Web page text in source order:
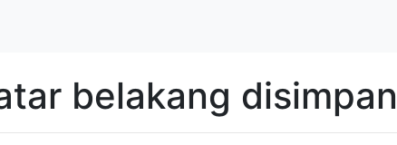
belakang